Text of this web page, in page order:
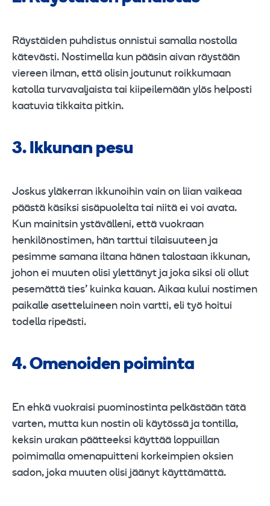
Räystäiden puhdistus onnistui samalla nostolla
kätevästi. Nostimella kun pääsin aivan räystään
viereen ilman, että olisin joutunut roikkumaan
katolla turvavaljaista tai kiipeilemään ylös helposti
kaatuvia tikkaita pitkin.
3. Ikkunan pesu
Joskus yläkerran ikkunoihin vain on liian vaikeaa
päästä käsiksi sisäpuolelta tai niitä ei voi avata.
Kun mainitsin ystävälleni, että vuokraan
henkilönostimen, hän tarttui tilaisuuteen ja
pesimme samana iltana hänen talostaan ikkunan,
johon ei muuten olisi ylettänyt ja joka siksi oli ollut
pesemättä ties’ kuinka kauan. Aikaa kului nostimen
paikalle asetteluineen noin vartti, eli työ hoitui
todella ripeästi.
4. Omenoiden poiminta
En ehkä vuokraisi puominostinta pelkästään tätä
varten, mutta kun nostin oli käytössä ja tontilla,
keksin urakan päätteeksi käyttää loppuillan
poimimalla omenapuitteni korkeimpien oksien
sadon, joka muuten olisi jäänyt käyttämättä.